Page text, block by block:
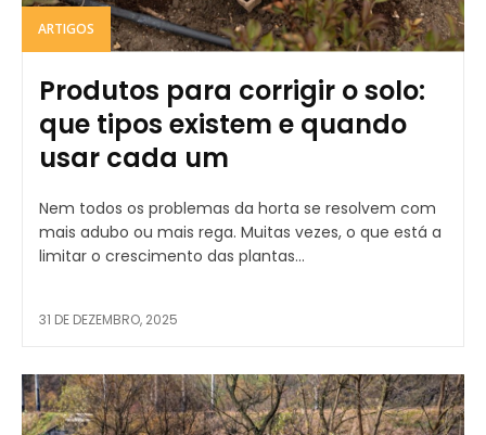
ARTIGOS
Produtos para corrigir o solo:
que tipos existem e quando
usar cada um
Nem todos os problemas da horta se resolvem com
mais adubo ou mais rega. Muitas vezes, o que está a
limitar o crescimento das plantas...
31 DE DEZEMBRO, 2025